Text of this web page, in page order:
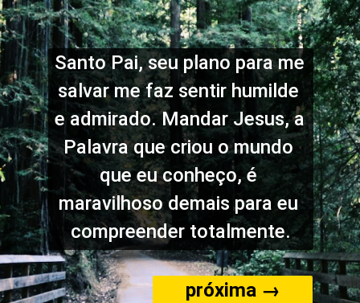
Santo Pai, seu plano para me
salvar me faz sentir humilde
e admirado. Mandar Jesus, a
Palavra que criou o mundo
que eu conheço, é
maravilhoso demais para eu
compreender totalmente.
próxima →